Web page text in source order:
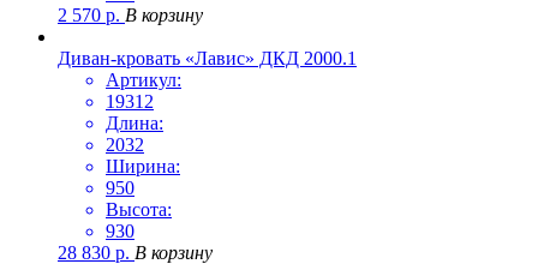
2 570 р. В корзину
Диван-кровать «Лавис» ДКД 2000.1
Артикул:
19312
Длина:
2032
Ширина:
950
Высота:
930
28 830 р. В корзину